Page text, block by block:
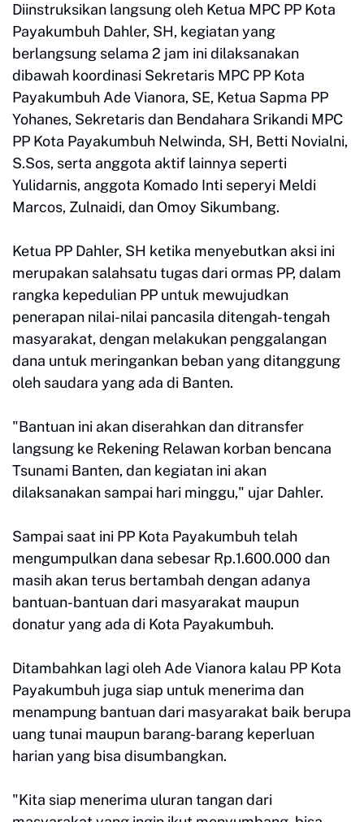
Diinstruksikan langsung oleh Ketua MPC PP Kota
Payakumbuh Dahler, SH, kegiatan yang
berlangsung selama 2 jam ini dilaksanakan
dibawah koordinasi Sekretaris MPC PP Kota
Payakumbuh Ade Vianora, SE, Ketua Sapma PP
Yohanes, Sekretaris dan Bendahara Srikandi MPC
PP Kota Payakumbuh Nelwinda, SH, Betti Novialni,
S.Sos, serta anggota aktif lainnya seperti
Yulidarnis, anggota Komado Inti seperyi Meldi
Marcos, Zulnaidi, dan Omoy Sikumbang.
Ketua PP Dahler, SH ketika menyebutkan aksi ini
merupakan salahsatu tugas dari ormas PP, dalam
rangka kepedulian PP untuk mewujudkan
penerapan nilai-nilai pancasila ditengah-tengah
masyarakat, dengan melakukan penggalangan
dana untuk meringankan beban yang ditanggung
oleh saudara yang ada di Banten.
"Bantuan ini akan diserahkan dan ditransfer
langsung ke Rekening Relawan korban bencana
Tsunami Banten, dan kegiatan ini akan
dilaksanakan sampai hari minggu," ujar Dahler.
Sampai saat ini PP Kota Payakumbuh telah
mengumpulkan dana sebesar Rp.1.600.000 dan
masih akan terus bertambah dengan adanya
bantuan-bantuan dari masyarakat maupun
donatur yang ada di Kota Payakumbuh.
Ditambahkan lagi oleh Ade Vianora kalau PP Kota
Payakumbuh juga siap untuk menerima dan
menampung bantuan dari masyarakat baik berupa
uang tunai maupun barang-barang keperluan
harian yang bisa disumbangkan.
"Kita siap menerima uluran tangan dari